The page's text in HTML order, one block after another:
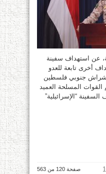
عن استهداف سفينة
أخرى تابعة للعدو
جنوبي فلسطين
القوات المسلحة العميد
“الإسرائيلية”
صفحة 120 من 563